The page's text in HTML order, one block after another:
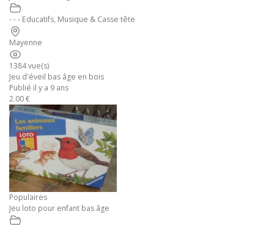
- - - Educatifs, Musique & Casse tête
Mayenne
1384 vue(s)
Jeu d'éveil bas âge en bois
Publié il y a 9 ans
2.00 €
Populaires
Jeu loto pour enfant bas âge